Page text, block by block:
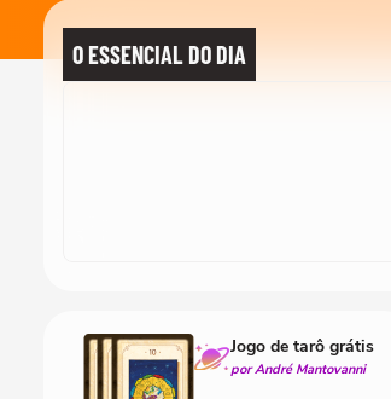
O ESSENCIAL DO DIA
Jogo de tarô grátis
por André Mantovanni